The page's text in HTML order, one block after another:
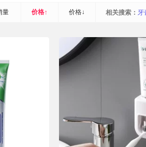
量 价格↑ 价格↓ 相关搜索： 牙